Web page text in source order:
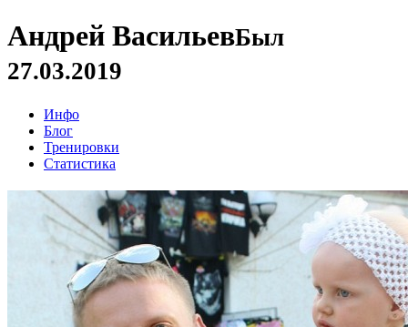
Андрей ВасильевБыл
27.03.2019
Инфо
Блог
Тренировки
Статистика